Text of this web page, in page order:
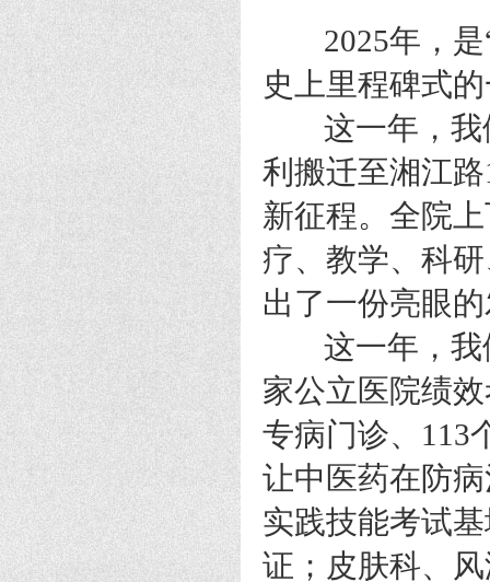
2025年，是“
史上里程碑式
这一年，我
利搬迁至湘江
新征程。全院
疗、教学、科
出了一份亮眼
这一年，我
家公立医院绩
专病门诊、113
让中医药在防
实践技能考试
证；皮肤科、